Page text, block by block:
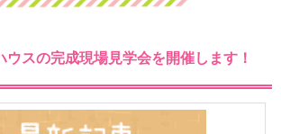
ウスの完成現場見学会を開催します！